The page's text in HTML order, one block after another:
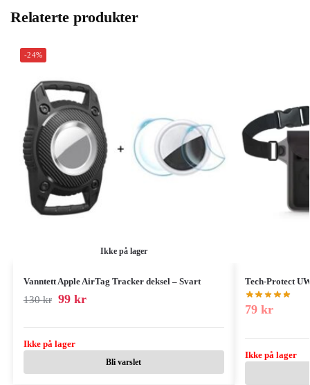
Relaterte produkter
-24%
Ikke på lager
Vanntett Apple AirTag Tracker deksel – Svart
130kr 99 kr
Ikke på lager
Bli varslet
Tech-Protect
79 kr
Ikke på lager